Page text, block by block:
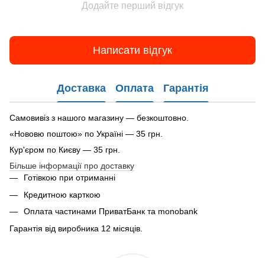
Додайте перший відгук
Написати відгук
Доставка Оплата Гарантія
Самовивіз з нашого магазину — безкоштовно.
«Нововю поштою» по Україні — 35 грн.
Кур'єром по Києву — 35 грн.
Більше інформації про доставку
Готівкою при отриманні
Кредитною карткою
Оплата частинами ПриватБанк та monobank
Гарантія від виробника 12 місяців.